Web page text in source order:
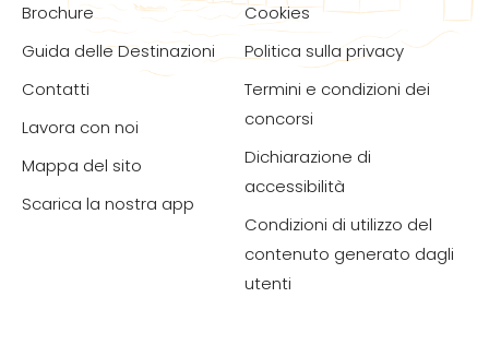
Brochure
Guida delle Destinazioni
Contatti
Lavora con noi
Mappa del sito
Scarica la nostra app
Cookies
Politica sulla privacy
Termini e condizioni dei
concorsi
Dichiarazione di
accessibilità
Condizioni di utilizzo del
contenuto generato dagli
utenti